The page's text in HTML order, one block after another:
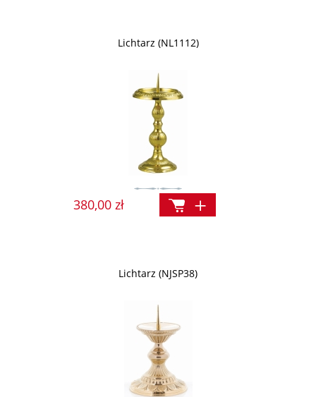
Lichtarz (NL1112)
380,00 zł
Lichtarz (NJSP38)